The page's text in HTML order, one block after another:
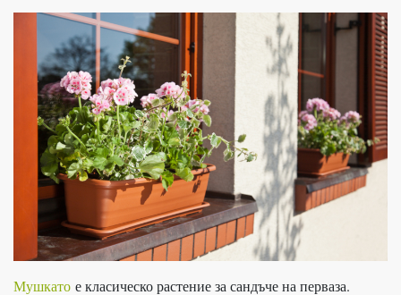
Мушкато е класическо растение за сандъче на перваза.